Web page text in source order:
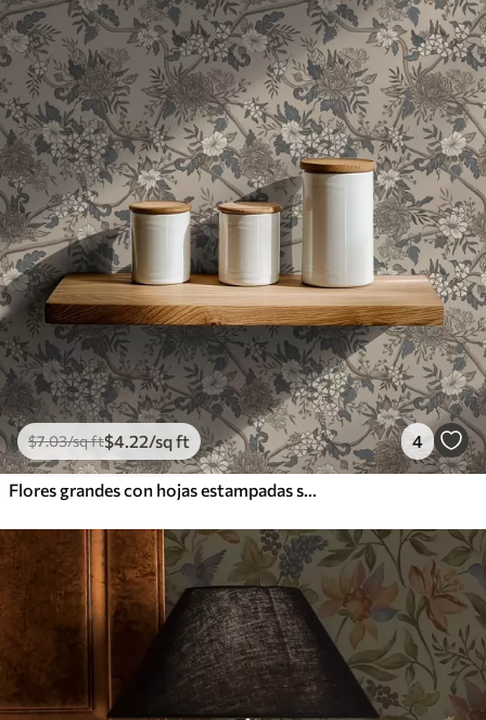
$7.03/sq ft$4.22/sq ft 4
Flores grandes con hojas estampadas sobre un fondo beige cálido